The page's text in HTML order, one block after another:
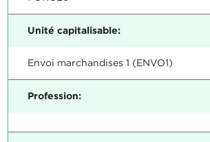
Unité capitalisable:
Envoi marchandises 1 (ENVO1)
Profession: